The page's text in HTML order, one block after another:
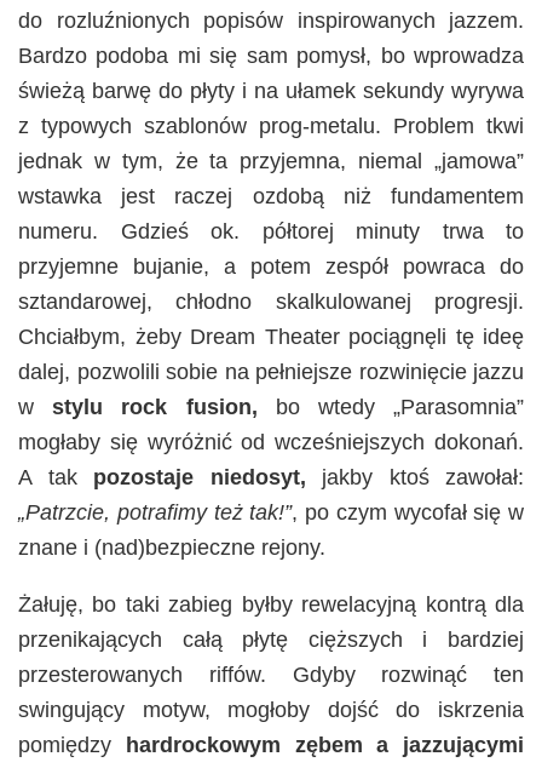
do rozluźnionych popisów inspirowanych jazzem.
Bardzo podoba mi się sam pomysł, bo wprowadza
świeżą barwę do płyty i na ułamek sekundy wyrywa
z typowych szablonów prog-metalu. Problem tkwi
jednak w tym, że ta przyjemna, niemal „jamowa”
wstawka jest raczej ozdobą niż fundamentem
numeru. Gdzieś ok. półtorej minuty trwa to
przyjemne bujanie, a potem zespół powraca do
sztandarowej, chłodno skalkulowanej progresji.
Chciałbym, żeby Dream Theater pociągnęli tę ideę
dalej, pozwolili sobie na pełniejsze rozwinięcie jazzu
wstylu rock fusion, bo wtedy „Parasomnia”
mogłaby się wyróżnić od wcześniejszych dokonań.
A tak pozostaje niedosyt, jakby ktoś zawołał:
„Patrzcie, potrafimy też tak!”, po czym wycofał się w
znane i (nad)bezpieczne rejony.
Żałuję, bo taki zabieg byłby rewelacyjną kontrą dla
przenikających całą płytę cięższych i bardziej
przesterowanych riffów. Gdyby rozwinąć ten
swingujący motyw, mogłoby dojść do iskrzenia
pomiędzy
hardrockowym zębem a jazzującymi